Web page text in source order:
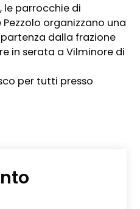
, le parrocchie di
organizzano una
dalla frazione
in serata a Vilminore di
per tutti presso